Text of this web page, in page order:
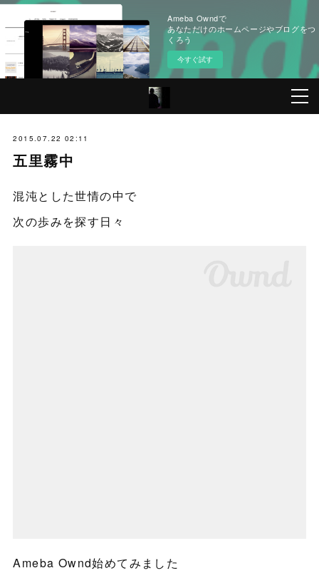
Ameba Owndで
あなただけのホームページやブログをつ
くろう
今すぐ試す
2015.07.22 02:11
五里霧中
混沌とした世情の中で
次の歩みを探す日々
Ameba Ownd始めてみました